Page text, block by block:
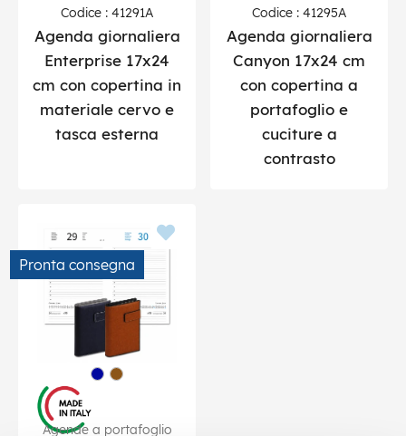
Codice : 41291A
Agenda giornaliera
Enterprise 17x24
cm con copertina in
materiale cervo e
tasca esterna
Codice : 41295A
Agenda giornaliera
Canyon 17x24 cm
con copertina a
portafoglio e
cuciture a
contrasto
Pronta consegna
Agende a portafoglio